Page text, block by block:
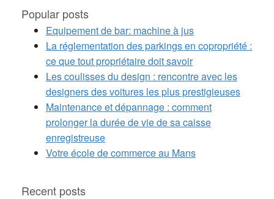
Popular posts
Equipement de bar: machine à jus
La réglementation des parkings en copropriété :
ce que tout propriétaire doit savoir
Les coulisses du design : rencontre avec les
designers des voitures les plus prestigieuses
Maintenance et dépannage : comment
prolonger la durée de vie de sa caisse
enregistreuse
Votre école de commerce au Mans
Recent posts